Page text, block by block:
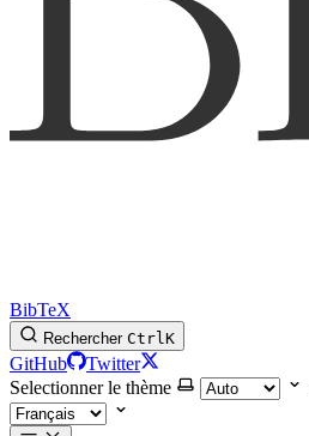
BibTeX
Rechercher CtrlK
GitHub
Twitter
Selectionner le thème